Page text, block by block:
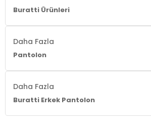
Menşei:Türkiye
3DE12213C87PARMA.07
Buratti Ürünleri
Daha Fazla
Pantolon
Daha Fazla
Buratti Erkek Pantolon